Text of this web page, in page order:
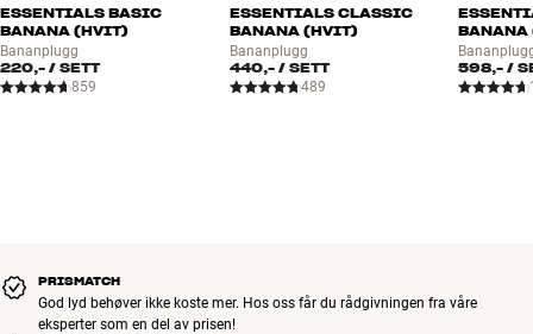
ESSENTIALS BASIC
BANANA (HVIT)
Bananplugg
220,- / SETT
859
ESSENTIALS CLASSIC
BANANA (HVIT)
Bananplugg
440,-/ SETT
489
BANANA
598,- /
PRISMATCH
God lyd behøver ikke koste mer. Hos oss får du rådgivningen fra våre
eksperter som en del av prisen!